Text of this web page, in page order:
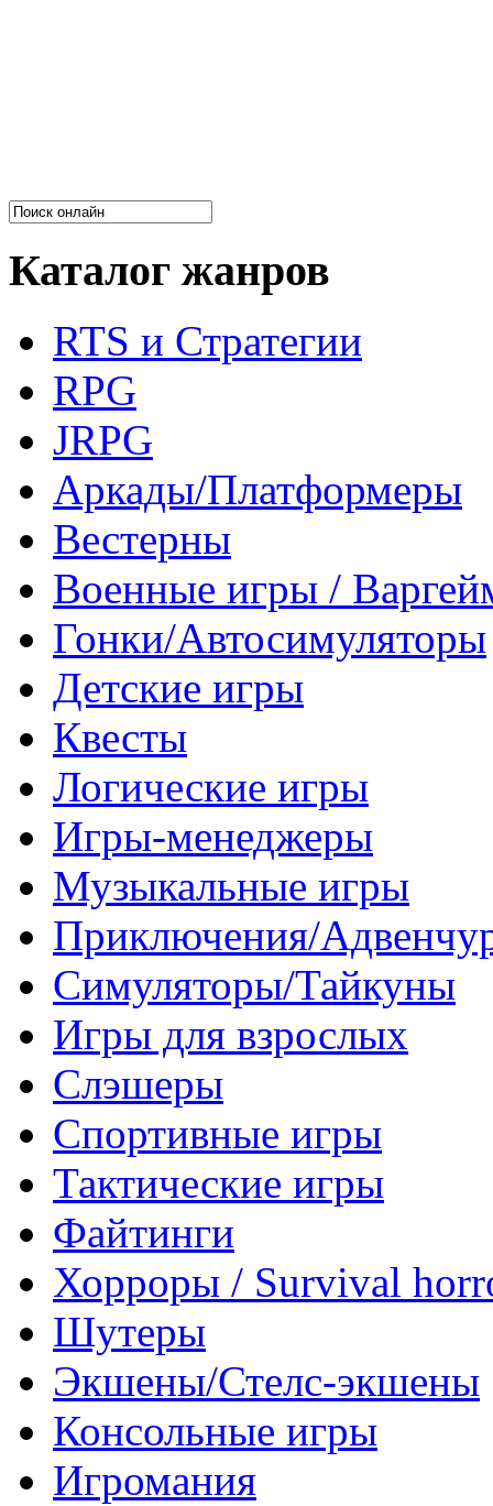
Каталог жанров
RTS и Стратегии
RPG
JRPG
Аркады/Платформеры
Вестерны
Военные игры /
Гонки/Автосимуляторы
Детские игры
Квесты
Логические игры
Игры-менеджеры
Музыкальные игры
Приключения/
Симуляторы/Тайкуны
Игры для взрослых
Слэшеры
Спортивные игры
Тактические игры
Файтинги
Хорроры / Survival
Шутеры
Экшены/Стелс-экшены
Консольные игры
Игромания